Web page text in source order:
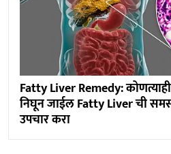
Fatty Liver Remedy:
निघून जाईल Fatty Liver ची
उपचार करा